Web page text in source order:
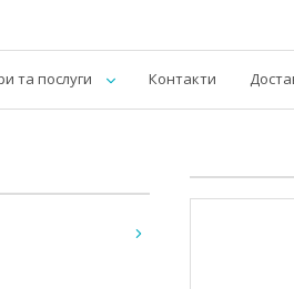
та послуги Контакти